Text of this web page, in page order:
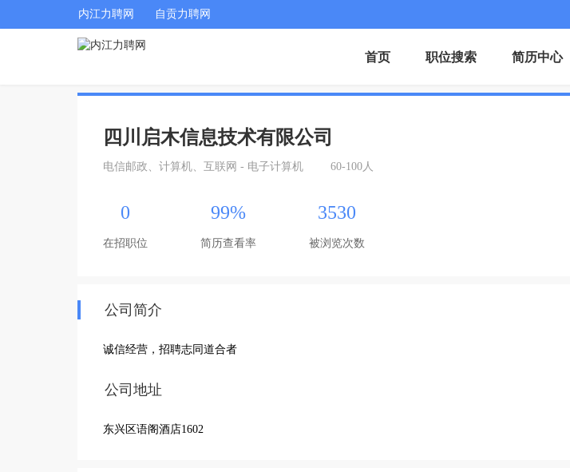
内江力聘网 自贡力聘网
首页 职位搜索 简历中心
四川启木信息技术有限公司
电信邮政、计算机、互联网 - 电子计算机 60-100人
0
在招职位
99%
简历查看率
3530
被浏览次数
公司简介
诚信经营，招聘志同道合者
公司地址
东兴区语阁酒店1602